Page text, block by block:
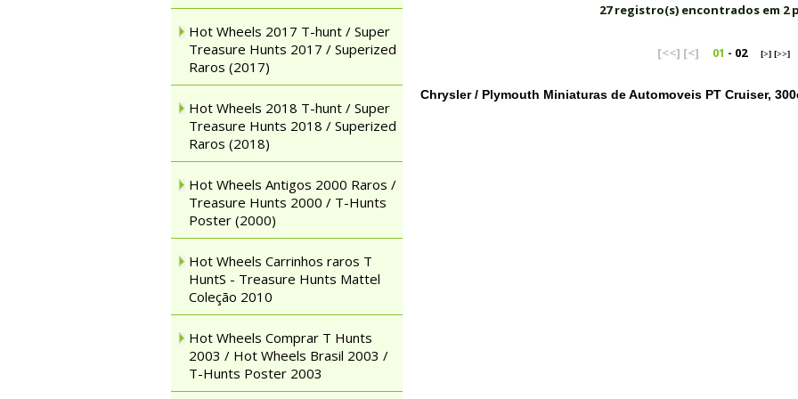
Hot Wheels 2017 T-hunt / Super
Treasure Hunts 2017 / Superized
Raros (2017)
Hot Wheels 2018 T-hunt / Super
Treasure Hunts 2018 / Superized
Raros (2018)
Hot Wheels Antigos 2000 Raros /
Treasure Hunts 2000 / T-Hunts
Poster (2000)
Hot Wheels Carrinhos raros T
HuntS - Treasure Hunts Mattel
Coleção 2010
Hot Wheels Comprar T Hunts
2003 / Hot Wheels Brasil 2003 /
T-Hunts Poster 2003
27 registro(s) encontrados em 2
[<<] [<] 01 - 02 [>] [>>]
Chrysler / Plymouth Miniaturas de Automoveis PT Cruiser,